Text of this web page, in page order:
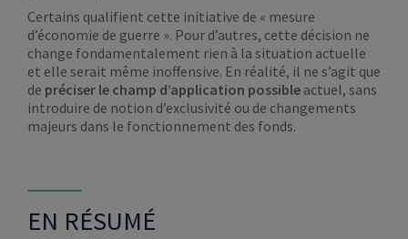
Certains qualifient cette initiative de « mesure
d’économie de guerre ». Pour d’autres, cette décision ne
change fondamentalement rien à la situation actuelle
et elle serait même inoffensive. En réalité, il ne s’agit que
de préciser le champ d’application possible actuel, sans
introduire de notion d’exclusivité ou de changements
majeurs dans le fonctionnement des fonds.
EN RÉSUMÉ